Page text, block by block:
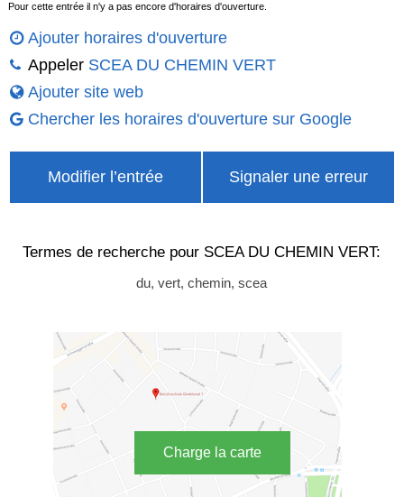
Pour cette entrée il n'y a pas encore d'horaires d'ouverture.
Ajouter horaires d'ouverture
Appeler SCEA DU CHEMIN VERT
Ajouter site web
Chercher les horaires d'ouverture sur Google
Modifier l’entrée Signaler une erreur
Termes de recherche pour SCEA DU CHEMIN VERT:
du, vert, chemin, scea
Charge la carte